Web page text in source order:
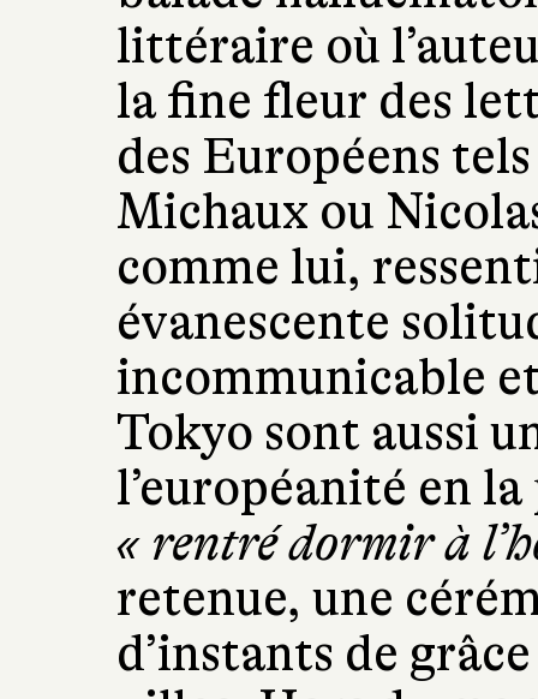
littéraire où
la fine fleur des
des Européens
Michaux ou
comme lui,
évanescente
incommunicable
Tokyo sont aussi
l’européanité en
« rentré dormir à
retenue, une
d’instants de